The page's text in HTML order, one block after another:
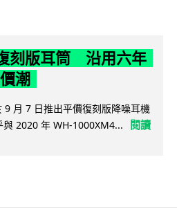
刻版耳筒 沿用六年
潮
9 月 7 日推出平價復刻版降噪耳機
2020 年 WH-1000XM4...
閱讀